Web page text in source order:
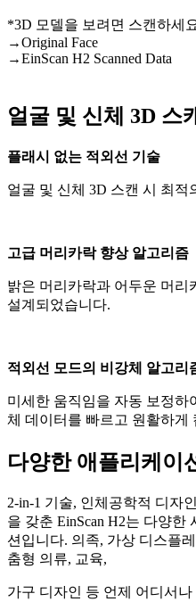
*3D 모델을 보려면 스캔하세
→Original Face
→EinScan H2 Scanned Data
얼굴 및 신체 3D 스
플래시 없는 적외선 기술
얼굴 및 신체 3D 스캔 시 최적
고급 머리카락 향상 알고리즘
밝은 머리카락과 어두운 머리
설계되었습니다.
적외선 모드의 비강체 알고리
미세한 움직임을 자동 보정하
체 데이터를 빠르고 원활하게
다양한 애플리케이
2-in-1 기술, 인체공학적 디자
을 갖춘 EinScan H2는 다양
션입니다. 의족, 가상 디스플
춤형 의류, 교육,
가구 디자인 등 언제 어디서